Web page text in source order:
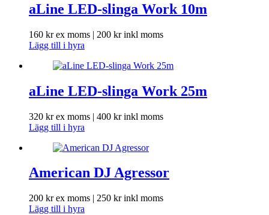
aLine LED-slinga Work 10m
160 krex moms | 200 krinkl moms
Lägg till i hyra
aLine LED-slinga Work 25m
320 krex moms | 400 krinkl moms
Lägg till i hyra
American DJ Agressor
200 krex moms | 250 krinkl moms
Lägg till i hyra